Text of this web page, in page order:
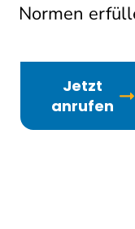
Normen
Jetzt
anrufen